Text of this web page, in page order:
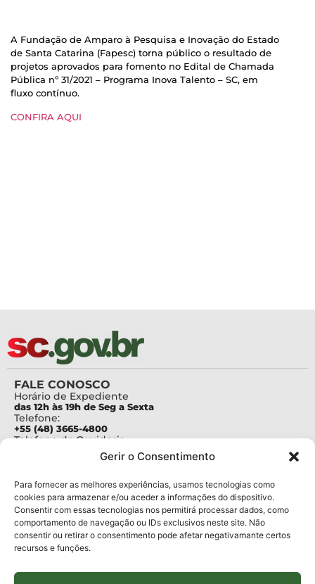
Gerir o Consentimento
Para fornecer as melhores experiências, usamos tecnologias como
cookies para armazenar e/ou aceder a informações do dispositivo.
Consentir com essas tecnologias nos permitirá processar dados, como
comportamento de navegação ou IDs exclusivos neste site. Não
consentir ou retirar o consentimento pode afetar negativamante certos
recursos e funções.
A Fundação de Amparo à Pesquisa e Inovação do Estado
de Santa Catarina (Fapesc) torna público o resultado de
projetos aprovados para fomento no Edital de Chamada
Pública nº 31/2021 – Programa Inova Talento – SC, em
fluxo contínuo.
CONFIRA AQUI
FALE CONOSCO
Horário de Expediente
das 12h às 19h de Seg a Sexta
Telefone:
+55 (48) 3665-4800
Telefone da Ouvidoria
Para assuntos relacionados à Pesquisa
pesquisa@fapesc.sc.gov.br
Para assuntos relacionados à Inovação
inovacao@fapesc.sc.gov.br
Para assuntos relacionados à Bolsas
bolsas@fapesc.sc.gov.br
Para assuntos relacionados à Prestação de Contas
Para assuntos relacionados à Plataforma